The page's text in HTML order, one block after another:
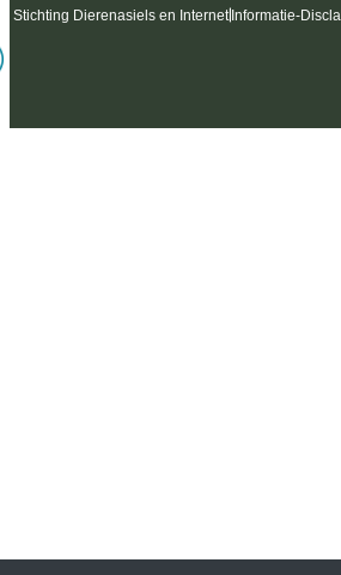
Stichting Dierenasiels en Internet Informatie-